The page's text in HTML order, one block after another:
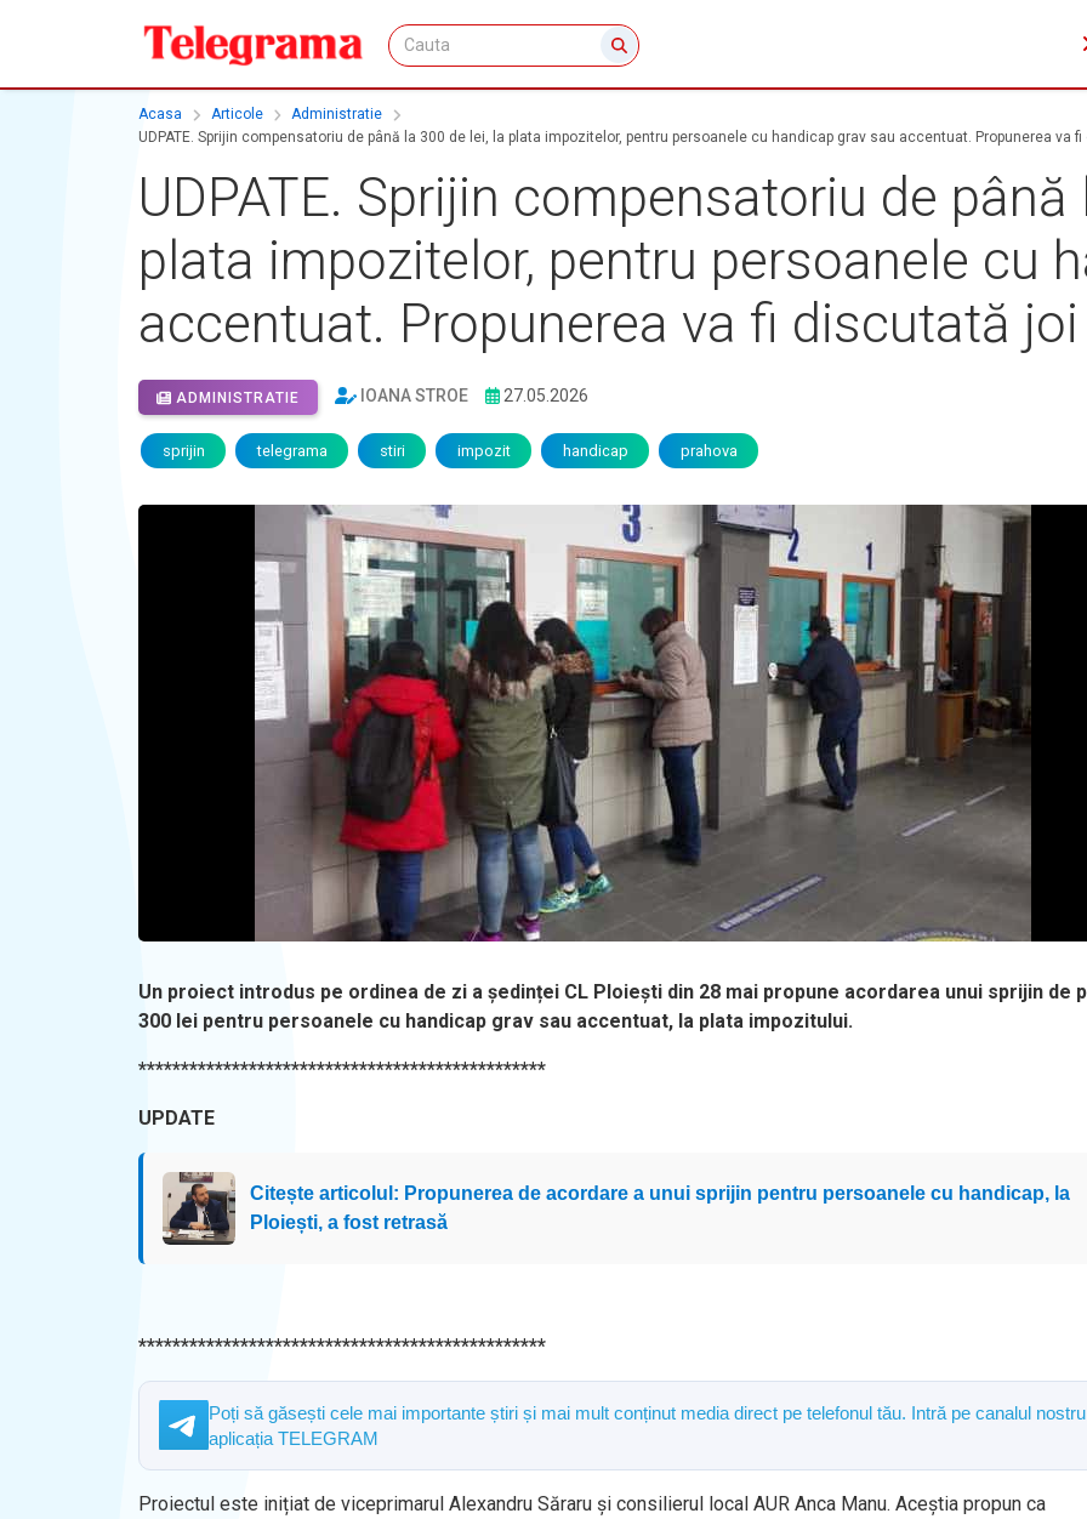
Acasa Articole
Administratie
UDPATE. Sprijin compensatoriu de până la 300 de lei, la plata impozitelor, pentru persoanele cu handicap grav sau accentuat. Propunerea va
UDPATE. Sprijin compensatoriu de până
plata impozitelor, pentru persoanele cu
accentuat. Propunerea va fi discutată
ADMINISTRATIE IOANA STROE 27.05.2026
sprijin telegrama stiri impozit handicap prahova
Un proiect introdus pe ordinea de zi a ședinței CL Ploiești din 28 mai propune acordarea unui sprijin de
300 lei pentru persoanele cu handicap grav sau accentuat, la plata impozitului.
************************************************
UPDATE
Citește articolul: Propunerea de acordare a unui sprijin pentru persoanele cu handicap, la
Ploiești, a fost retrasă
************************************************
Poți să găsești cele mai importante știri și mai mult conținut media direct pe telefonul tău. Intră pe canalul
aplicația TELEGRAM
Proiectul este inițiat de viceprimarul Alexandru Săraru și consilierul local AUR Anca Manu. Aceștia propun ca